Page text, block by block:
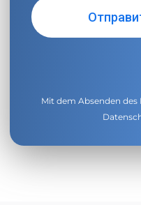
Mit dem Absenden